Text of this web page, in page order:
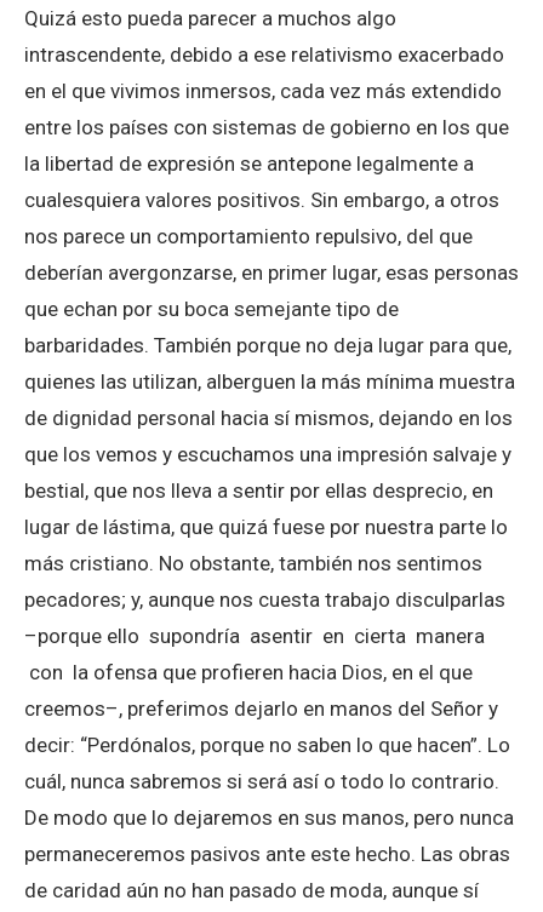
Quizá esto pueda parecer a muchos algo
intrascendente, debido a ese relativismo exacerbado
en el que vivimos inmersos, cada vez más extendido
entre los países con sistemas de gobierno en los que
la libertad de expresión se antepone legalmente a
cualesquiera valores positivos. Sin embargo, a otros
nos parece un comportamiento repulsivo, del que
deberían avergonzarse, en primer lugar, esas personas
que echan por su boca semejante tipo de
barbaridades. También porque no deja lugar para que,
quienes las utilizan, alberguen la más mínima muestra
de dignidad personal hacia sí mismos, dejando en los
que los vemos y escuchamos una impresión salvaje y
bestial, que nos lleva a sentir por ellas desprecio, en
lugar de lástima, que quizá fuese por nuestra parte lo
más cristiano. No obstante, también nos sentimos
pecadores; y, aunque nos cuesta trabajo disculparlas
–porque ello supondría asentir en cierta manera
con la ofensa que profieren hacia Dios, en el que
creemos–, preferimos dejarlo en manos del Señor y
decir: “Perdónalos, porque no saben lo que hacen”. Lo
cuál, nunca sabremos si será así o todo lo contrario.
De modo que lo dejaremos en sus manos, pero nunca
permaneceremos pasivos ante este hecho. Las obras
de caridad aún no han pasado de moda, aunque sí